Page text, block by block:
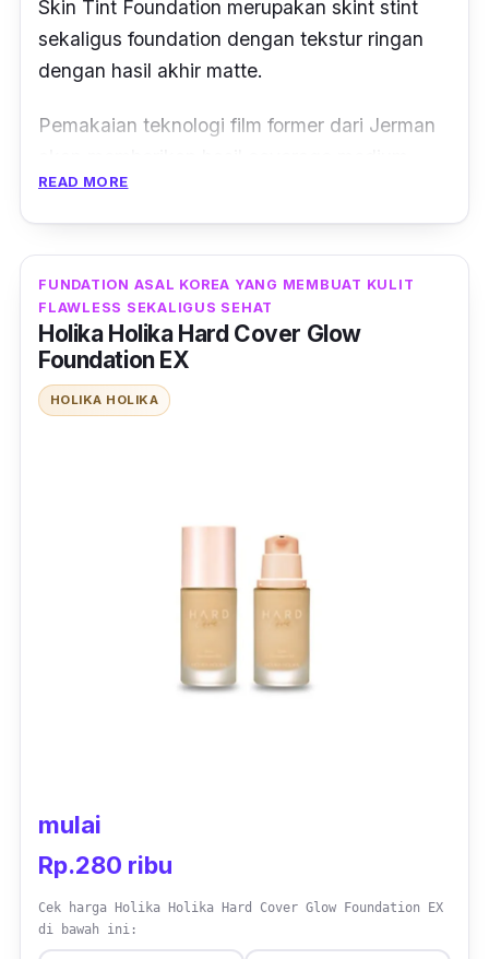
Skin Tint Foundation merupakan skint stint
sekaligus foundation dengan tekstur ringan
dengan hasil akhir matte.
Pemakaian teknologi film former dari Jerman
high yang tahan lama, yang bisa bertahan
hingga hingga 24 jam. Dilengkapi dengan
SPF 35 PA +++ membantu melindungi kulit.
Cocok sebagai base makeup ringan dengan
transfer minimal dan masker friendly. Hal
yang tak kalah penting, produk ini
mengandung Korean Miracle Bloom™ Essence
bermanfaat untuk melindungi kulit dari polusi
READ MORE
FUNDATION ASAL KOREA YANG MEMBUAT KULIT
FLAWLESS SEKALIGUS SEHAT
Holika Holika Hard Cover Glow
Foundation EX
HOLIKA HOLIKA
mulai
Rp.280 ribu
Cek harga Holika Holika Hard Cover Glow Foundation EX
di bawah ini: